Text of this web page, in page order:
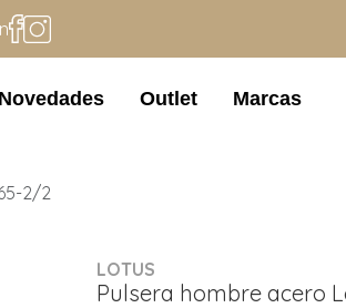
Novedades Outlet Marcas
2/2
LOTUS
Pulsera hombre acero